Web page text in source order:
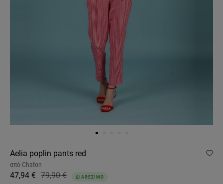
Aelia poplin pants red
από Chaton
47,94 € 79,90 € ΔΙΑΘΕΣΙΜΟ